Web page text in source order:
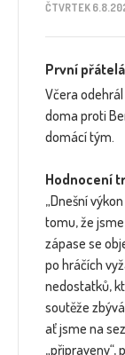
ČTVRTEK
První
Včera
doma proti
domácí tým.
Hodnocení
„Dnešní
tomu, že
zápase se
po hráčích
nedostatků,
soutěže
ať jsme na
„připraveny“,